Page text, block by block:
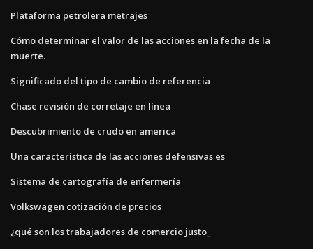
Plataforma petrolera metrajes
Cómo determinar el valor de las acciones en la fecha de la
muerte.
Significado del tipo de cambio de referencia
Chase revisión de corretaje en línea
Descubrimiento de crudo en america
Una característica de las acciones defensivas es
Sistema de cartografía de enfermería
Volkswagen cotización de precios
¿qué son los trabajadores de comercio justo_